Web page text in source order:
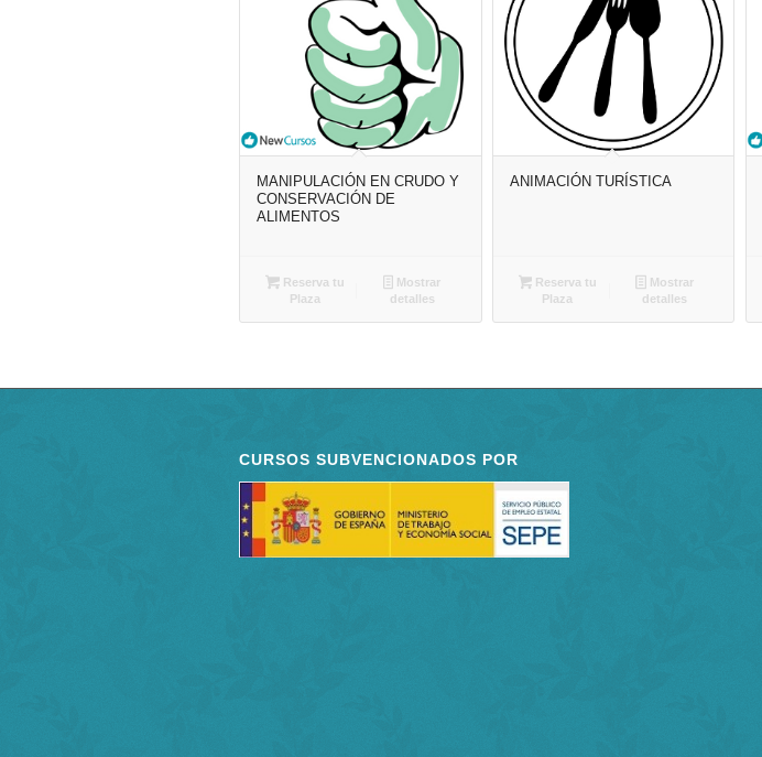
MANIPULACIÓN EN CRUDO Y
CONSERVACIÓN DE
ALIMENTOS
Reserva tu
Plaza
Mostrar
detalles
ANIMACIÓN TURÍSTICA
Reserva tu
Plaza
Mostrar
detalles
CURSOS SUBVENCIONADOS POR